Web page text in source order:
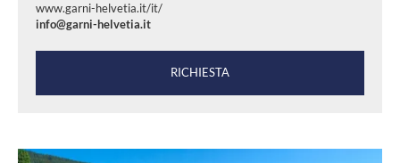
www.garni-helvetia.it/it/
info@garni-helvetia.it
RICHIESTA